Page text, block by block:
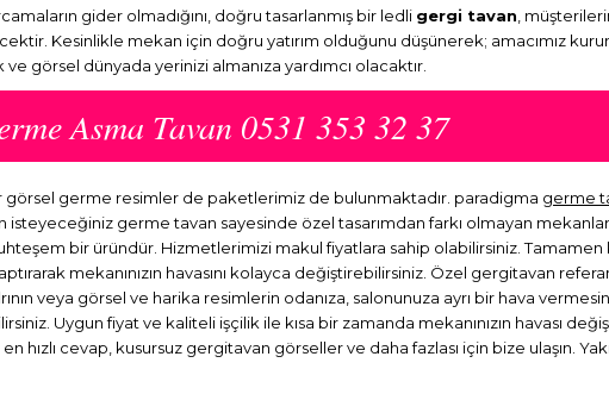
gider olmadığını, doğru tasarlanmış bir ledli gergi tavan ,
Kesinlikle mekan için doğru yatırım olduğunu düşünerek; amacımız
görsel dünyada yerinizi almanıza yardımcı olacaktır.
Asma Tavan 0531 353 32 37
görsel germe resimler de paketlerimiz de bulunmaktadır. paradigma germe
germe tavan sayesinde özel tasarımdan farkı olmayan
bir üründür. Hizmetlerimizi makul fiyatlara sahip olabilirsiniz. Tamamen
mekanınızın havasını kolayca değiştirebilirsiniz. Özel gergitavan
veya görsel ve harika resimlerin odanıza, salonunuza ayrı bir hava
Uygun fiyat ve kaliteli işçilik ile kısa bir zamanda mekanınızın havası
hızlı cevap, kusursuz gergitavan görseller ve daha fazlası için bize ulaşın.